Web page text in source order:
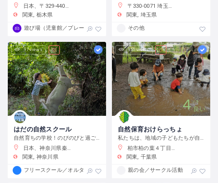
日本、〒329-4403 栃木県栃木市大平町蔵井２００１−２
関東
栃木県
遊び場（児童館／プレーパーク）
〒330-0071 埼玉県さいたま市浦和区上木崎４丁目４−１０
関東
埼玉県
その他
97 views
はだの自然スクール
自然育ちの学校！のびのびと過ごす中で仲間と色々な体験ができます！四季折々の自然を身体いっぱい感じよう！
日本、神奈川県秦野市今泉台１
関東
神奈川県
フリースクール／オルタナティブスクール
951 views
4 5
良い
自然保育おけらっちょ
私たちは、地域の子どもたちが自然の中でのびのび遊べる場を目指しています。ひとりじゃないよ、みんなで子育てしましょう。
柏市柏の葉４丁目１ 柏の葉公園 四季の広場
関東
千葉県
親の会／サークル活動